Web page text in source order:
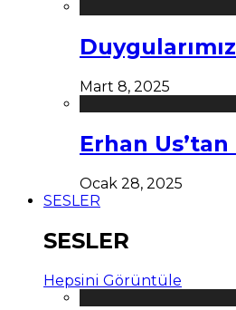
Mart 8, 2025
Erhan
Ocak 28, 2025
SESLER
SESLER
Hepsini Görüntüle